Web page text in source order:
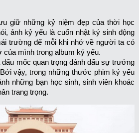
giữ những kỷ niệm đẹp của thời học
ảnh kỷ yếu là cuốn nhật ký sinh động
trường để mỗi khi nhớ về người ta có
của mình trong album kỷ yếu.
mốc quan trọng đánh dấu sự trưởng
vậy, trong những thước phim kỷ yếu
những bạn học sinh, sinh viên khoác
trang trọng.